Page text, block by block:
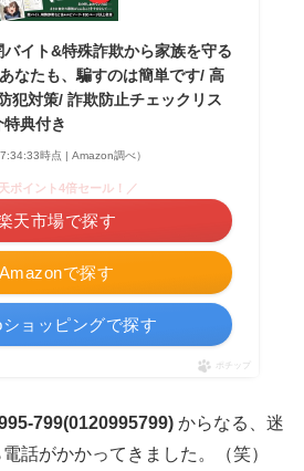
イト&特殊詐欺から家族を守る
なたも、騙すのは簡単です/ 高
犯対策/ 詐欺防止チェックリス
特典付き
時点 | Amazon調べ）
Amazonで探す
ポイント4倍セール！／
天市場で探す
ショッピングで探す
ポチップ
799(0120995799) からなる、迷
話がかかってきました。（笑）